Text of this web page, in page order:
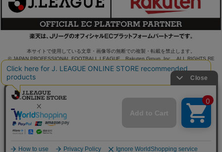
本サイトで使用している文章・画像等の無断での複製・転載を禁止します。
© JAPAN PROFESSIONAL FOOTBALL LEAGUE Rakuten Group, Inc. ALL RIGHTS RE
SERVED.